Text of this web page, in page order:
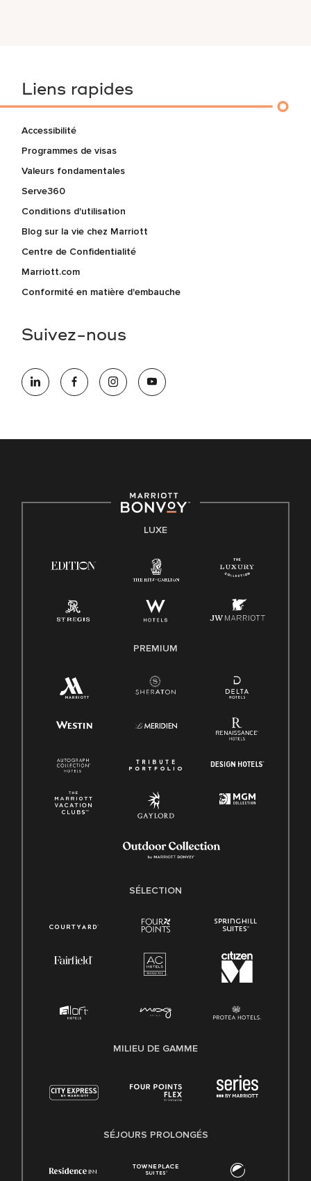
Liens rapides
Accessibilité
Programmes de visas
Valeurs fondamentales
Serve360
Conditions d'utilisation
Blog sur la vie chez Marriott
Centre de Confidentialité
Marriott.com
Conformité en matière d'embauche
Suivez-nous
LUXE
PREMIUM
SÉLECTION
MILIEU DE GAMME
SÉJOURS PROLONGÉS